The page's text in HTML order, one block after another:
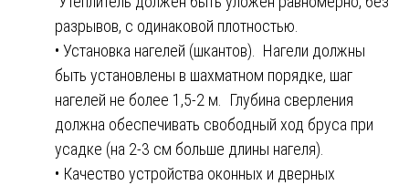
разрывов, с одинаковой плотностью.
• Установка нагелей (шкантов). Нагели должны
быть установлены в шахматном порядке, шаг
нагелей не более 1,5-2 м. Глубина сверления
должна обеспечивать свободный ход бруса при
усадке (на 2-3 см больше длины нагеля).
• Качество устройства оконных и дверных